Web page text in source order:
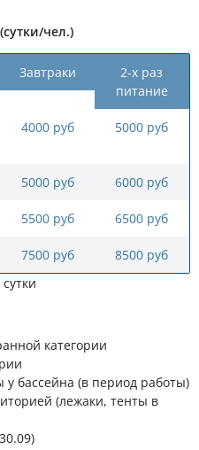
чел.)
Завтраки
2-х раз
питание
4000 руб 5000 руб
5000 руб 6000 руб
5500 руб 6500 руб
7500 руб
8500 руб
категории
бассейна (в период работы)
(лежаки, тенты в